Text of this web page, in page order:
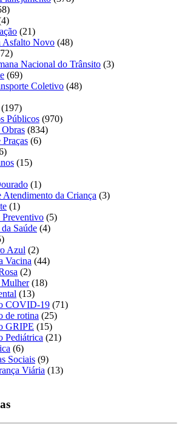
(21)
Asfalto Novo (48)
Nacional do Trânsito (3)
(69)
Coletivo (48)
(197)
Públicos (970)
(834)
Praças (6)
(15)
(1)
Atendimento da Criança (3)
(1)
Preventivo (5)
Saúde (4)
Azul (2)
Vacina (44)
(2)
Mulher(18)
(13)
COVID-19 (71)
de rotina (25)
GRIPE (15)
Pediátrica (21)
(6)
Sociais (9)
Viária (13)